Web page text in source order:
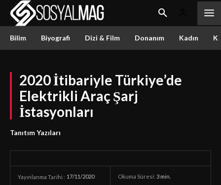
Bilim Biyografi Dizi & Film Donanım Kadın
2020 İtibariyle Türkiye’de
Elektrikli Araç Şarj
İstasyonları
Tanıtım Yazıları
Yayınlanma Tarihi : 17/11/2020 Okuma Süresi: 3 min.